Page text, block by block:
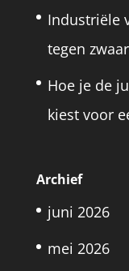
Industriële
tegen
Hoe je de
kiest voor
Archief
juni 2026
mei 2026